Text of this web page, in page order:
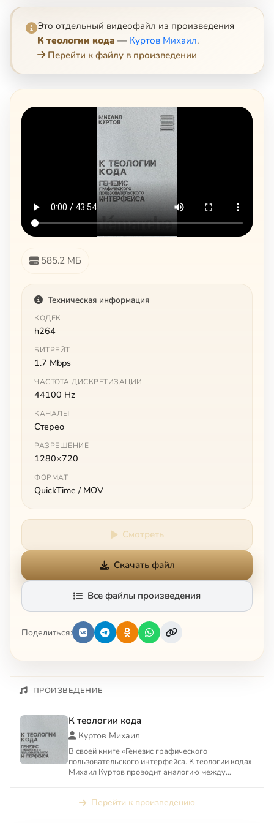
Это отдельный видеофайл из произведения
К теологии кода — Куртов Михаил.
Перейти к файлу в произведении
585.2 МБ
Техническая информация
КОДЕК
h264
БИТРЕЙТ
1.7 Mbps
ЧАСТОТА ДИСКРЕТИЗАЦИИ
44100 Hz
КАНАЛЫ
Стерео
РАЗРЕШЕНИЕ
1280×720
ФОРМАТ
QuickTime / MOV
Смотреть
Скачать файл
Все файлы произведения
Поделиться:
ПРОИЗВЕДЕНИЕ
К теологии кода
Куртов Михаил
В своей книге «Генезис графического
пользовательского интерфейса. К теологии кода»
Михаил Куртов проводит аналогию между
Перейти к произведению